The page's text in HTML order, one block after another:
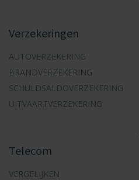
Verzekeringen
AUTOVERZEKERING
BRANDVERZEKERING
SCHULDSALDOVERZEKERING
UITVAARTVERZEKERING
Telecom
VERGELIJKEN